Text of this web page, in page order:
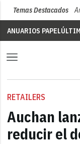
Temas Destacados
ANUARIOS PAPEL
RETAILERS
Auchan
reducir el